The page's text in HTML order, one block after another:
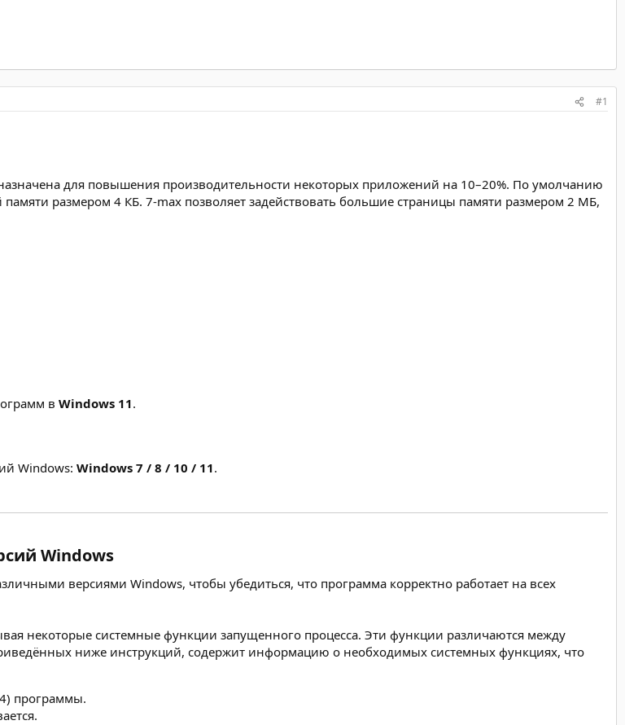
#1
для повышения производительности некоторых приложений на 10–20%. По умолчанию
размером 4 КБ. 7-max позволяет задействовать большие страницы памяти размером 2 МБ,
в Windows 11.
Windows: Windows 7 / 8 / 10 / 11.
Windows​
версиями Windows, чтобы убедиться, что программа корректно работает на всех
некоторые системные функции запущенного процесса. Эти функции различаются между
ниже инструкций, содержит информацию о необходимых системных функциях, что
программы.